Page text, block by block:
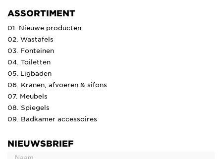
ASSORTIMENT
01. Nieuwe producten
02. Wastafels
03. Fonteinen
04. Toiletten
05. Ligbaden
06. Kranen, afvoeren & sifons
07. Meubels
08. Spiegels
09. Badkamer accessoires
NIEUWSBRIEF